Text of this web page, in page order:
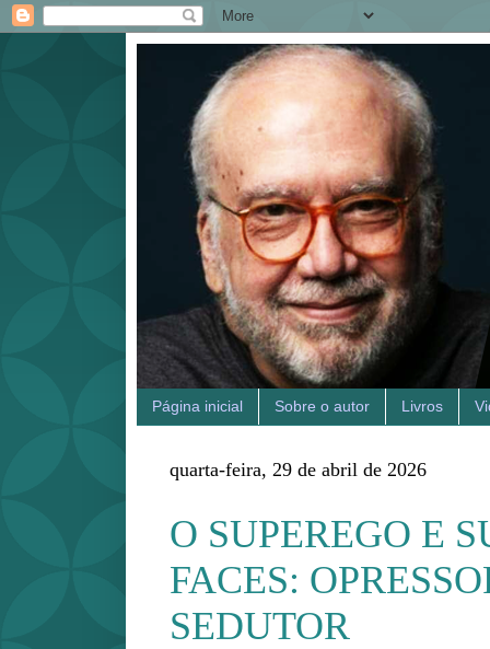
Página inicial Sobre o autor Livros
quarta-feira, 29 de abril de 2026
O SUPEREGO E
FACES:
SEDUTOR